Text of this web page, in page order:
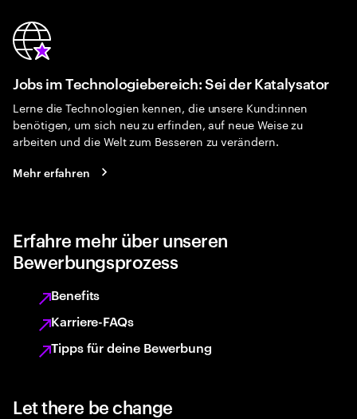
Jobs im Technologiebereich: Sei der Katalysator
Lerne die Technologien kennen, die unsere Kund:innen
benötigen, um sich neu zu erfinden, auf neue Weise zu
arbeiten und die Welt zum Besseren zu verändern.
Mehr erfahren
Erfahre mehr über unseren
Bewerbungsprozess
Benefits
Karriere-FAQs
Tipps für deine Bewerbung
Let there be change